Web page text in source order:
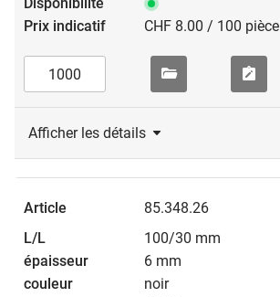
CHF 8.00 / 100 pièce
Afficher les détails
85.348.26
100/30 mm
6 mm
noir